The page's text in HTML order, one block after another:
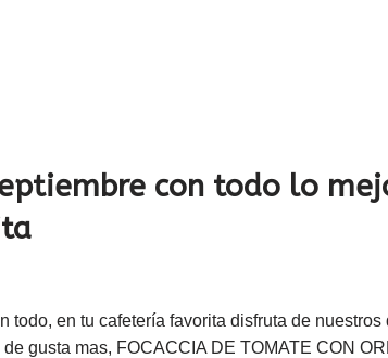
con todo lo
todo, en tu cafetería favorita disfruta de
gusta mas, FOCACCIA DE TOMATE CON